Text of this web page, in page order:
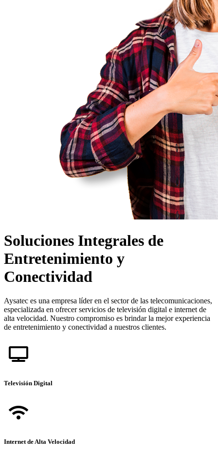
Soluciones Integrales de
Entretenimiento y
Conectividad
Aysatec es una empresa líder en el sector de las telecomunicaciones,
especializada en ofrecer servicios de televisión digital e internet de
alta velocidad. Nuestro compromiso es brindar la mejor experiencia
de entretenimiento y conectividad a nuestros clientes.
Televisión Digital
Internet de Alta Velocidad